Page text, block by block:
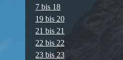
7 bis 18
19 bis 20
21 bis 21
22 bis 22
23 bis 23